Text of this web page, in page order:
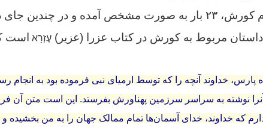
کورش،
۲۳ بار به صورت مشخص آمده و در چندین جای
داستان مربوط به کورش در کتاب عزرا (عزیر) עֶזְרָא است
خداوند آنچه را که توسط ارمیای نبی فرموده بود به انجام
نوشته به سراسر سرزمین پهناورش بفرستد. این است متن آن
که خداوند، خدای آسمان‌ها تمام ممالک جهان را به من بخشیده و